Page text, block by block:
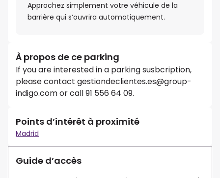
Approchez simplement votre véhicule de la
barrière qui s’ouvrira automatiquement.
À propos de ce parking
If you are interested in a parking susbcription,
please contact gestiondeclientes.es@group-
indigo.com or call 91 556 64 09.
Points d’intérêt à proximité
Madrid
Guide d’accès